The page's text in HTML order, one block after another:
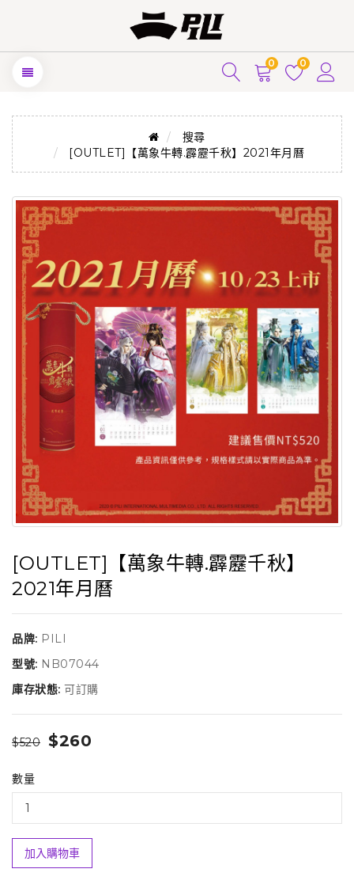
0 0
搜尋
[OUTLET]【萬象牛轉.霹靂千秋】2021年月曆
[OUTLET]【萬象牛轉.霹靂千秋】
2021年月曆
品牌: PILI
型號: NB07044
庫存狀態: 可訂購
$520 $260
數量
加入購物車